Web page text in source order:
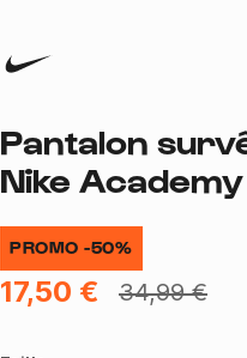
Pantalon
Nike
PROMO -50%
17,50 € 34,99 €